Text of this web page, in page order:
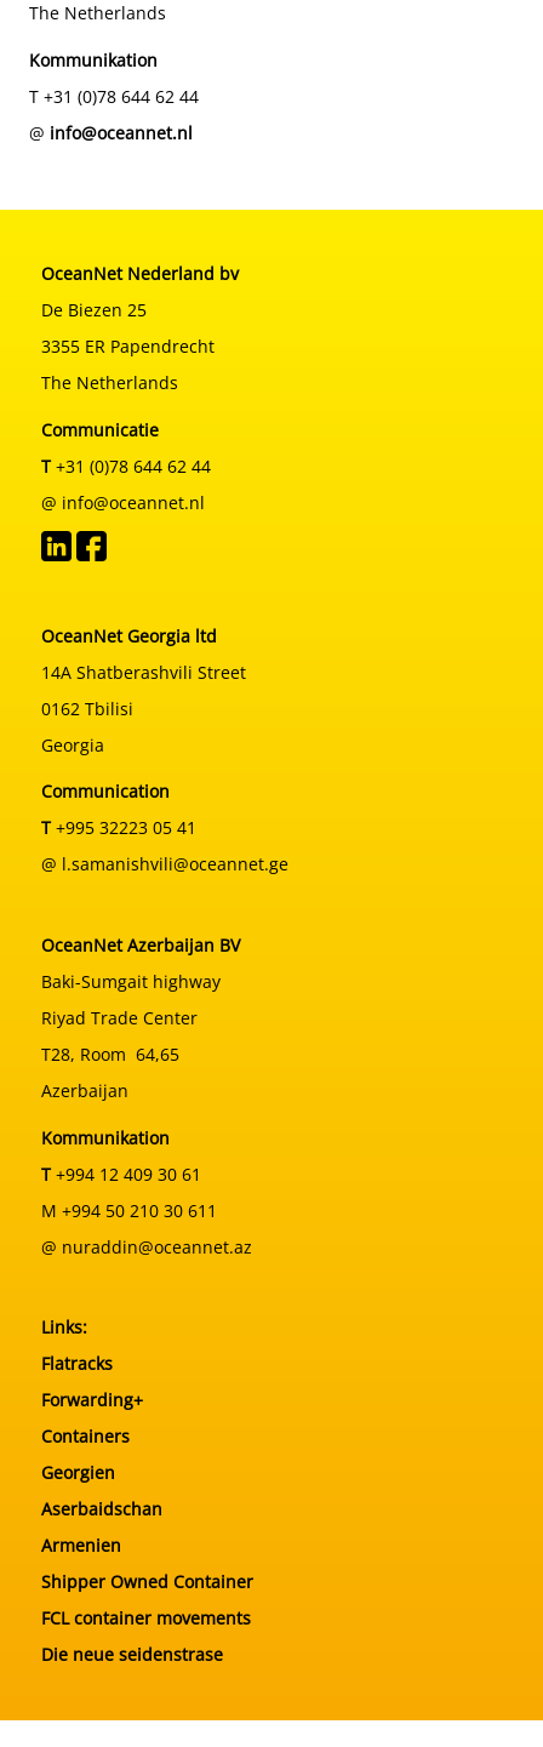
The Netherlands
Kommunikation
T +31 (0)78 644 62 44
@ info@oceannet.nl
OceanNet Nederland bv
De Biezen 25
3355 ER Papendrecht
The Netherlands
Communicatie
T+31 (0)78 644 62 44
@ info@oceannet.nl
OceanNet Georgia ltd
14A Shatberashvili Street
0162 Tbilisi
Georgia
Communication
T+995 32223 05 41
@ l.samanishvili@oceannet.ge
OceanNet Azerbaijan BV
Baki-Sumgait highway
Riyad Trade Center
T28, Room 64,65
Azerbaijan
Kommunikation
T+994 12 409 30 61
M +994 50 210 30 611
@ nuraddin@oceannet.az
Links:
Flatracks
Forwarding+
Containers
Georgien
Aserbaidschan
Armenien
Shipper Owned Container
FCL container movements
Die neue seidenstrase